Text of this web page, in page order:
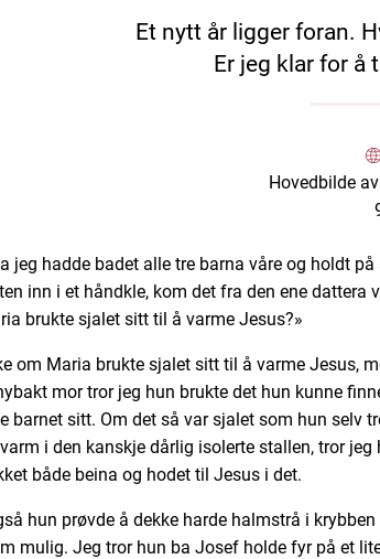
Et nytt år ligger foran.
Er jeg klar for å
Hovedbilde av
jeg hadde badet alle tre barna våre og holdt på
inn i et håndkle, kom det fra den ene dattera
brukte sjalet sitt til å varme Jesus?»
om Maria brukte sjalet sitt til å varme Jesus,
mor tror jeg hun brukte det hun kunne
barnet sitt. Om det så var sjalet som hun selv
i den kanskje dårlig isolerte stallen, tror jeg
både beina og hodet til Jesus i det.
hun prøvde å dekke harde halmstrå i
mulig. Jeg tror hun ba Josef holde fyr på et